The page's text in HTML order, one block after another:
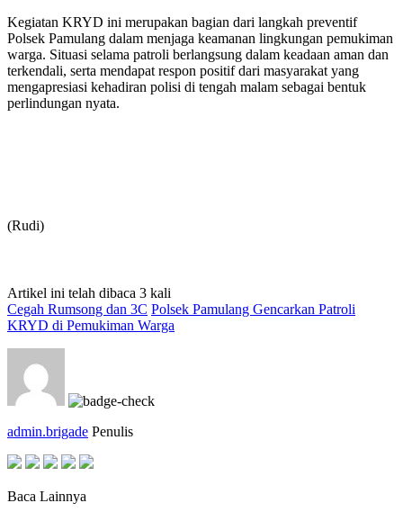
Kegiatan KRYD ini merupakan bagian dari langkah preventif
Polsek Pamulang dalam menjaga keamanan lingkungan pemukiman
warga. Situasi selama patroli berlangsung dalam keadaan aman dan
terkendali, serta mendapat respon positif dari masyarakat yang
mengapresiasi kehadiran polisi di tengah malam sebagai bentuk
perlindungan nyata.
(Rudi)
Artikel ini telah dibaca 3 kali
Cegah Rumsong dan 3C Polsek Pamulang Gencarkan Patroli
KRYD di Pemukiman Warga
admin.brigade Penulis
Baca Lainnya